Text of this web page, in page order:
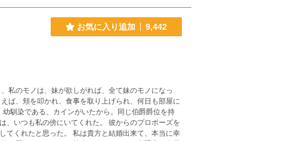
お気に入り追加 9,442
ば、頬を叩かれ、食事を取り上げられ、何日も部屋に
、いつも私の傍にいてくれた。 彼からのプロポーズを
貴方と結婚出来て、本当に幸